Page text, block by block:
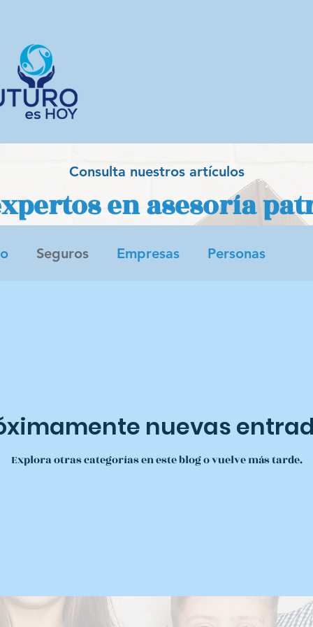
Consulta nuestros artículos
en asesoría
Seguros Empresas Personas
nuevas
Explora otras categorías en este blog o vuelve más tarde.